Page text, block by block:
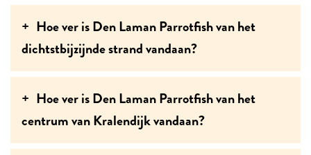
Hoe ver is Den Laman Parrotfish van het
dichtstbijzijnde strand vandaan?
Hoe ver is Den Laman Parrotfish van het
centrum van Kralendijk vandaan?